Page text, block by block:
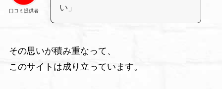
口コミ提供者
い」
その思いが積み重なって、
このサイトは成り立っています。